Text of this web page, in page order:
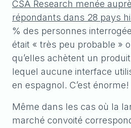
CSA Research menée
répondants dans 28 pays
% des personnes
était « très peu probable »
qu’elles achètent un
lequel aucune interface
en espagnol. C’est énorme!
Même dans les cas où la
marché convoité